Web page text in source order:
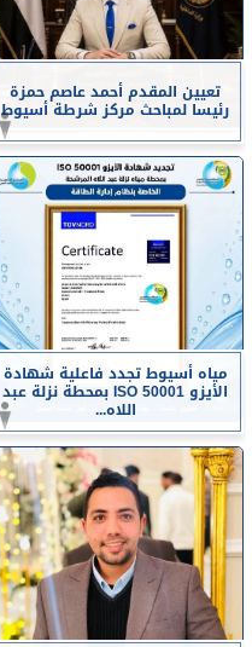
تعيين المقدم أحمد عاصم حمزة
رئيسا لمباحث مركز شرطة أسيوط
مياه أسيوط تجدد فاعلية شهادة
الأيزو ISO 50001 بمحطة نزلة عبد
اللاه...